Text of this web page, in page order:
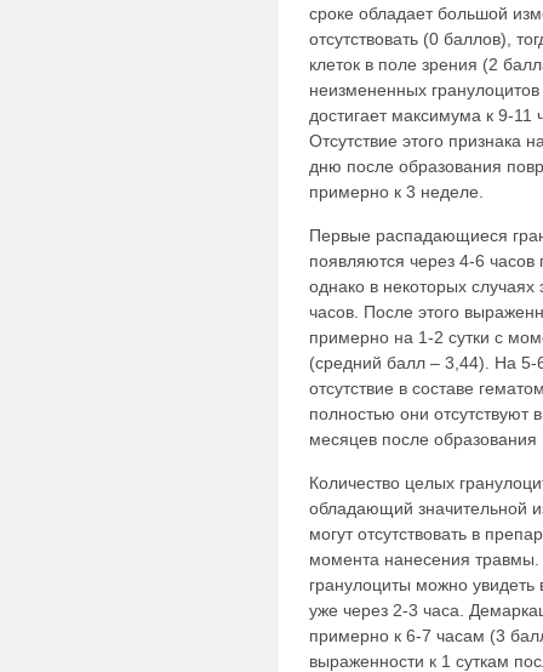
сроке обладает большой
отсутствовать (0 баллов),
клеток в поле зрения (2
неизмененных
достигает максимума к 9-11
Отсутствие этого признака
дню после образования
примерно к 3 неделе.
Первые распадающиеся
появляются через 4-6
однако в некоторых случаях
часов. После этого
примерно на 1-2 сутки с
(средний балл – 3,44). На 5-
отсутствие в составе
полностью они отсутствуют
месяцев после
Количество целых
обладающий значительной
могут отсутствовать в
момента нанесения
гранулоциты можно увидеть
уже через 2-3 часа.
примерно к 6-7 часам (3
выраженности к 1 суткам